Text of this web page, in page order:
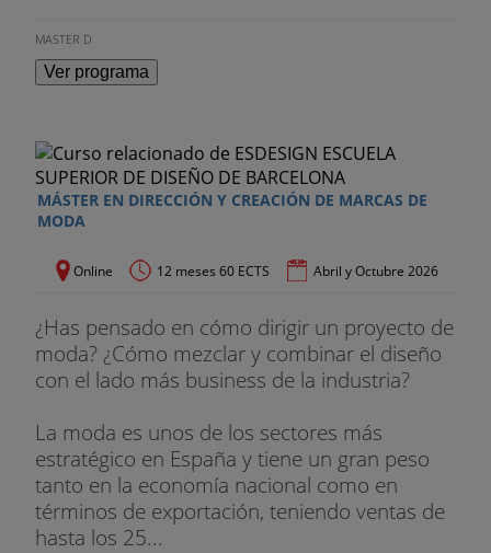
MASTER D
Ver programa
MÁSTER EN DIRECCIÓN Y CREACIÓN DE MARCAS DE
MODA
Online 12 meses 60 ECTS Abril y Octubre 2026
¿Has pensado en cómo dirigir un proyecto de
moda? ¿Cómo mezclar y combinar el diseño
con el lado más business de la industria?
La moda es unos de los sectores más
estratégico en España y tiene un gran peso
tanto en la economía nacional como en
términos de exportación, teniendo ventas de
hasta los 25...